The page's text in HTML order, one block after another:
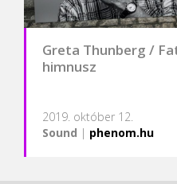
Greta Thunberg /
himnusz
2019. október 12.
Sound | phenom.hu